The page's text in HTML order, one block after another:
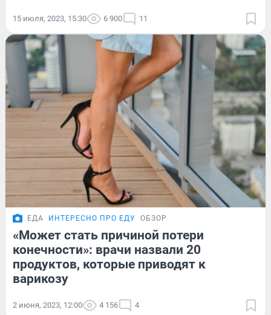
15 июля, 2023, 15:30 6 900 11
ЕДА ИНТЕРЕСНО ПРО ЕДУ ОБЗОР
«Может стать причиной потери
конечности»: врачи назвали 20
продуктов, которые приводят к
варикозу
2 июня, 2023, 12:00 4 156 4